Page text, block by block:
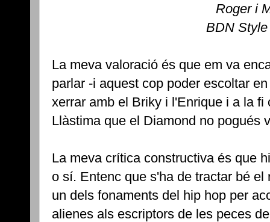
Roger i
BDN
La meva valoració és que em va
parlar -i aquest cop poder escoltar
xerrar amb el Briky i l'Enrique i a la
Llàstima que el Diamond no pogués
La meva crítica constructiva és que
o sí. Entenc que s'ha de tractar bé
un dels fonaments del hip hop per
alienes als escriptors de les peces